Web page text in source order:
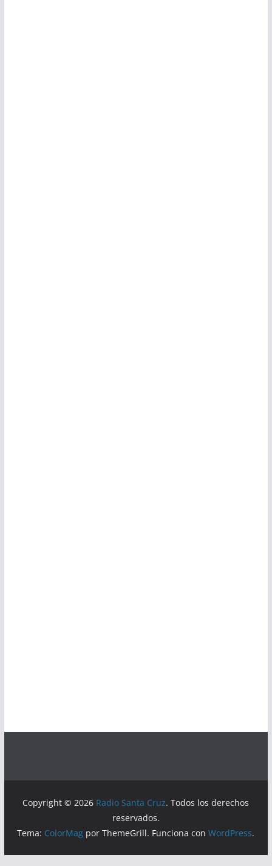
Copyright © 2026 Radio Santa Cruz. Todos los derechos
reservados.
Tema: ColorMag por ThemeGrill. Funciona conWordPress.